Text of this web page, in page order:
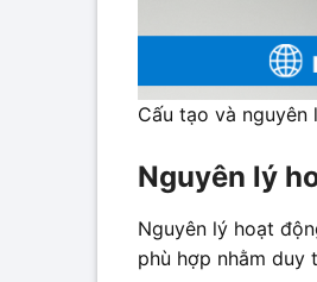
Cấu tạo và
Nguyên lý
Nguyên lý hoạt
phù hợp nhằm